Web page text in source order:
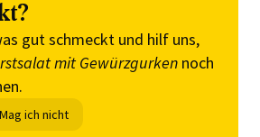
gut schmeckt und hilf uns,
mit Gewürzgurken noch
Mag ich nicht